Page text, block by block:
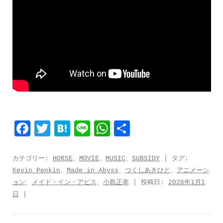
F
c
e
T
i
t
H
t
e
L
n
e
W
a
t
共
カテゴリー: HORSE、 MOVIE、 MUSIC、 SUBSIDY| タグ:
Kevin Penkin、 Made in Abyss、 つくしあきひと 、 アニメーシ
ョン、 メイド・イン・アビス 、 小島正幸| 投稿日: 2026年1月1
日